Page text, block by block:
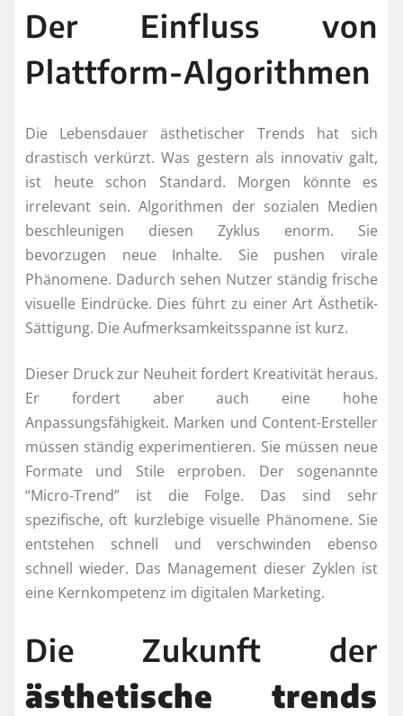
Der Einfluss von
Plattform-Algorithmen
Die Lebensdauer ästhetischer Trends hat sich
drastisch verkürzt. Was gestern als innovativ galt,
ist heute schon Standard. Morgen könnte es
irrelevant sein. Algorithmen der sozialen Medien
beschleunigen diesen Zyklus enorm. Sie
bevorzugen neue Inhalte. Sie pushen virale
Phänomene. Dadurch sehen Nutzer ständig frische
visuelle Eindrücke. Dies führt zu einer Art Ästhetik-
Sättigung. Die Aufmerksamkeitsspanne ist kurz.
Dieser Druck zur Neuheit fordert Kreativität heraus.
Er fordert aber auch eine hohe
Anpassungsfähigkeit. Marken und Content-Ersteller
müssen ständig experimentieren. Sie müssen neue
Formate und Stile erproben. Der sogenannte
“Micro-Trend” ist die Folge. Das sind sehr
spezifische, oft kurzlebige visuelle Phänomene. Sie
entstehen schnell und verschwinden ebenso
schnell wieder. Das Management dieser Zyklen ist
eine Kernkompetenz im digitalen Marketing.
Die Zukunft der
ästhetische trends